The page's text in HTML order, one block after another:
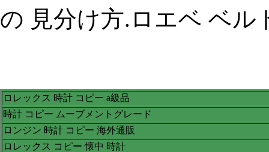
の 見分け方.ロエベ ベル
ロレックス 時計 コピー a級品
時計 コピー ムーブメントグレード
ロンジン 時計 コピー 海外通販
ロレックス コピー 懐中 時計